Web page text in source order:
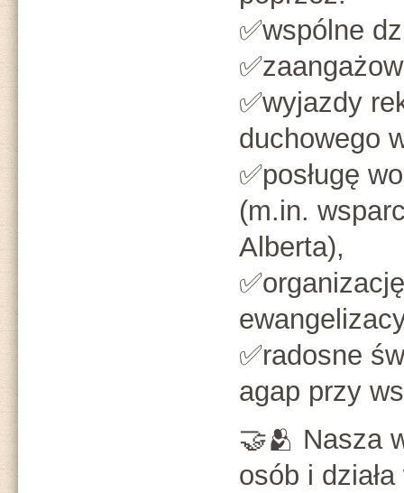
✅️wspólne
✅️wyjazdy
duchowego
✅️posługę
(m.in.
Alberta),
✅️radosne
agap przy
🤝🫂 Nasza
osób i